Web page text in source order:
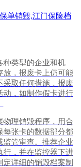
单销毁,江门保险档
种类型的企业和机
放，报废卡上仍可能
采取任何措施，报废
动，如制作假卡进行
物理销毁程序，用合
每张卡的数据部分都
监管审查。推荐企业
行，并在监控器下进
详细的销毁档案制